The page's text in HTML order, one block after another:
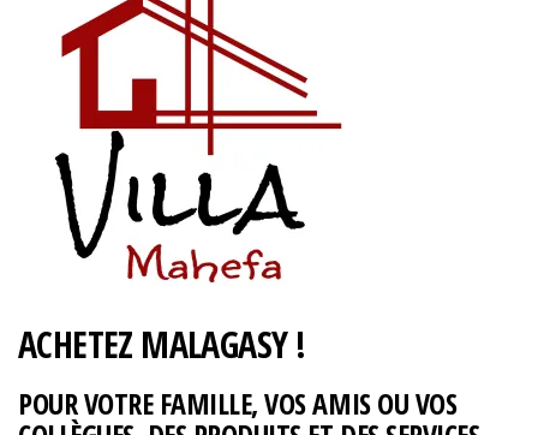
ACHETEZ MALAGASY !
POUR VOTRE FAMILLE, VOS AMIS OU VOS